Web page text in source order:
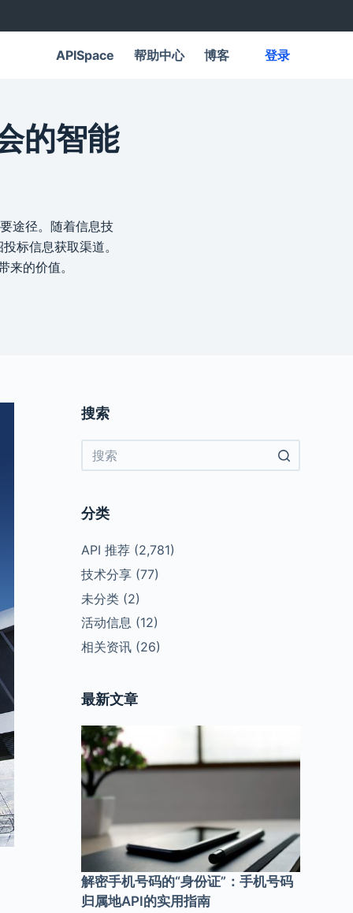
APISpace 帮助中心 博客 登录
的智能
途径。随着信息技
标信息获取渠道。
的价值。
搜索
分类
API 推荐(2,781)
技术分享(77)
未分类(2)
活动信息 (12)
相关资讯(26)
最新文章
解密手机号码的“身份证”：手机号码
归属地API的实用指南